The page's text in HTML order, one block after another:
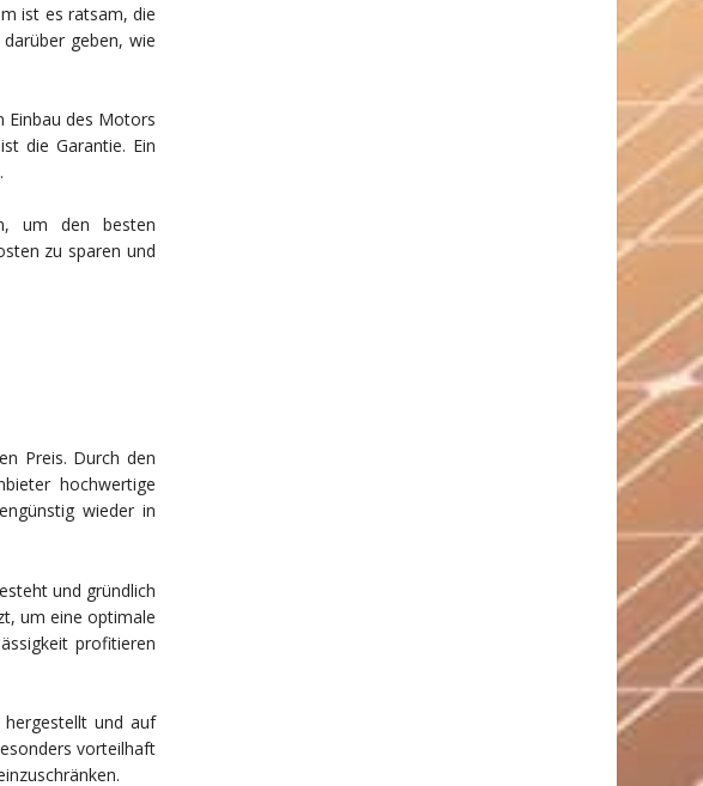
ist es ratsam, die
geben, wie
Einbau des Motors
die Garantie. Ein
um den besten
zu sparen und
Preis. Durch den
hochwertige
wieder in
und gründlich
um eine optimale
profitieren
und auf
vorteilhaft